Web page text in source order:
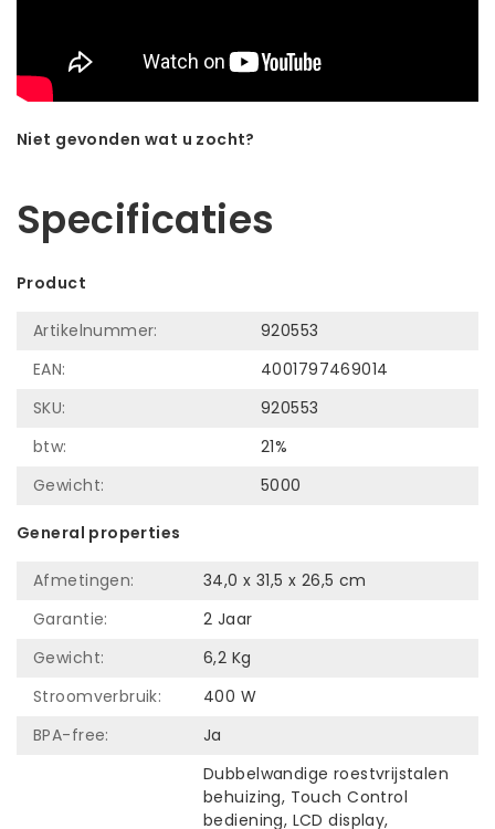
Niet gevonden wat u zocht?
Specificaties
Product
Artikelnummer:
920553
EAN:
4001797469014
SKU:
920553
btw:
21%
Gewicht:
5000
General properties
Afmetingen:
34,0 x 31,5 x 26,5 cm
Garantie:
2 Jaar
Gewicht:
6,2 Kg
Stroomverbruik:
400 W
BPA-free:
Ja
Dubbelwandige roestvrijstalen
behuizing, Touch Control
bediening, LCD display,